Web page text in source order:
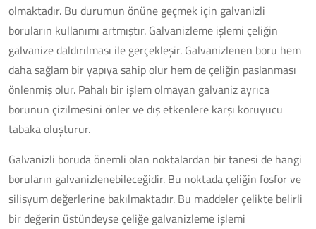
olmaktadır. Bu durumun önüne geçmek için galvanizli
boruların kullanımı artmıştır. Galvanizleme işlemi çeliğin
galvanize daldırılması ile gerçekleşir. Galvanizlenen boru hem
daha sağlam bir yapıya sahip olur hem de çeliğin paslanması
önlenmiş olur. Pahalı bir işlem olmayan galvaniz ayrıca
borunun çizilmesini önler ve dış etkenlere karşı koruyucu
tabaka oluşturur.
Galvanizli boruda önemli olan noktalardan bir tanesi de hangi
boruların galvanizlenebileceğidir. Bu noktada çeliğin fosfor ve
silisyum değerlerine bakılmaktadır. Bu maddeler çelikte belirli
bir değerin üstündeyse çeliğe galvanizleme işlemi